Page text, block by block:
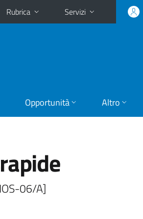
Rubrica Servizi
Opportunità Altro
06/A]